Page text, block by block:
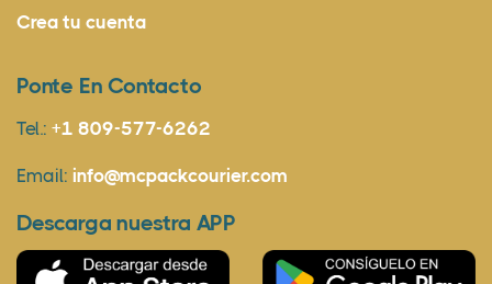
Crea tu cuenta
Ponte En Contacto
Tel.: +1 809-577-6262
Email: info@mcpackcourier.com
Descarga nuestra APP